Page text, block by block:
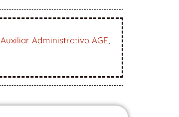
Auxiliar Administrativo AGE,